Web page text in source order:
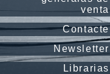
venta
Contacte
Newsletter
Librarias